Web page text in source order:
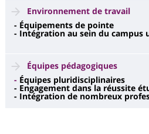
Environnement de travail
- Équipements de pointe
- Intégration au sein du campus
Équipes pédagogiques
- Équipes pluridisciplinaires
- Engagement dans la réussite
- Intégration de nombreux